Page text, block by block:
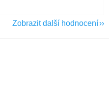
Zobrazit další hodnocení